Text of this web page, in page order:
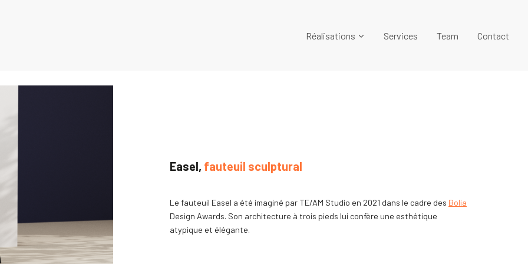
Réalisations Services Team Contact
Easel, fauteuil sculptural
Le fauteuil Easel a été imaginé par TE/AM Studio en 2021 dans le cadre des Bolia
Design Awards. Son architecture à trois pieds lui confère une esthétique
atypique et élégante.